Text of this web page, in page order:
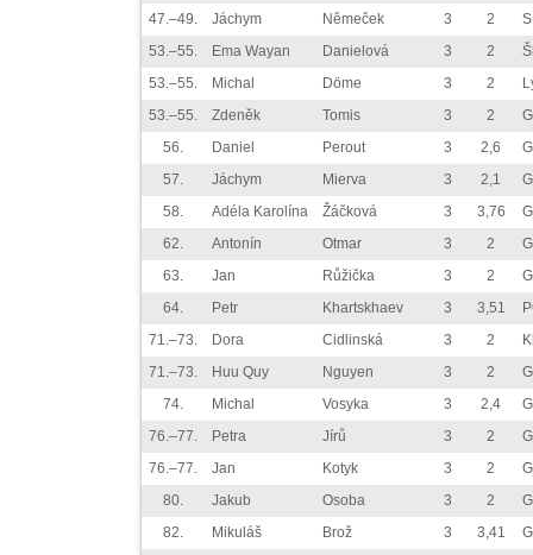
47.–49.
Jáchym Němeček 3 2
53.–55.
Ema Wayan Danielová 3 2
53.–55.
Michal Döme 3 2
53.–55.
Zdeněk Tomis 3 2
56.
Daniel Perout 3 2,6
57.
Jáchym Mierva 3 2,1
58.
Adéla Karolína Žáčková 3 3,76
62.
Antonín Otmar 3 2
63.
Jan Růžička 3 2
64.
Petr Khartskhaev 3 3,51
71.–73.
Dora Cidlinská 3 2
71.–73.
Huu Quy Nguyen 3 2
74.
Michal Vosyka 3 2,4
76.–77.
Petra Jírů 3 2
76.–77.
Jan Kotyk 3 2
80.
Jakub Osoba 3 2
82.
Mikuláš Brož 3 3,41